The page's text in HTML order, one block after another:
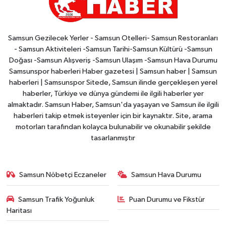
Samsun Gezilecek Yerler - Samsun Otelleri- Samsun Restoranları
- Samsun Aktiviteleri -Samsun Tarihi-Samsun Kültürü -Samsun
Doğası -Samsun Alışveriş -Samsun Ulaşım -Samsun Hava Durumu
Samsunspor haberleri Haber gazetesi | Samsun haber | Samsun
haberleri | Samsunspor Sitede, Samsun ilinde gerçekleşen yerel
haberler, Türkiye ve dünya gündemi ile ilgili haberler yer
almaktadır. Samsun Haber, Samsun'da yaşayan ve Samsun ile ilgili
haberleri takip etmek isteyenler için bir kaynaktır. Site, arama
motorları tarafından kolayca bulunabilir ve okunabilir şekilde
tasarlanmıştır
Samsun Nöbetçi Eczaneler Samsun Hava Durumu
Samsun Trafik Yoğunluk
Haritası
Puan Durumu ve Fikstür